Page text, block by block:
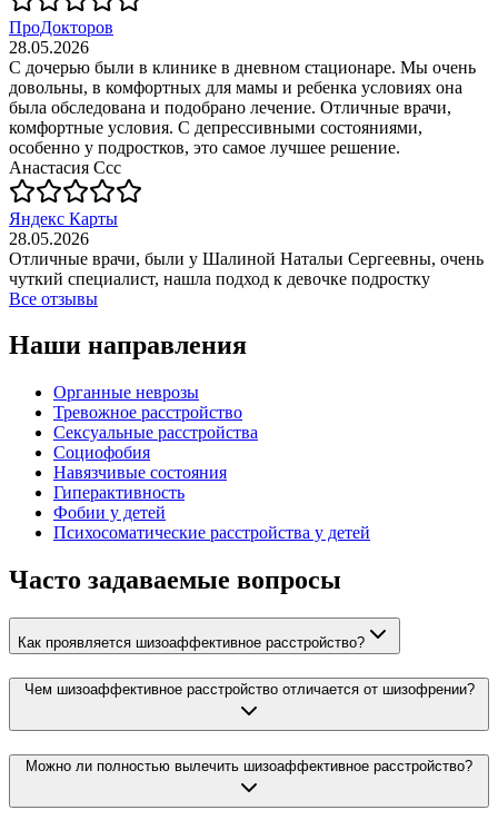
ПроДокторов
28.05.2026
С дочерью были в клинике в дневном стационаре. Мы очень
довольны, в комфортных для мамы и ребенка условиях она
была обследована и подобрано лечение. Отличные врачи,
комфортные условия. С депрессивными состояниями,
особенно у подростков, это самое лучшее решение.
Анастасия Ссс
Яндекс Карты
28.05.2026
Отличные врачи, были у Шалиной Натальи Сергеевны, очень
чуткий специалист, нашла подход к девочке подростку
Все отзывы
Наши направления
Органные неврозы
Тревожное расстройство
Сексуальные расстройства
Социофобия
Навязчивые состояния
Гиперактивность
Фобии у детей
Психосоматические расстройства у детей
Часто задаваемые вопросы
Как проявляется шизоаффективное расстройство?
Чем шизоаффективное расстройство отличается от шизофрении?
Можно ли полностью вылечить шизоаффективное расстройство?